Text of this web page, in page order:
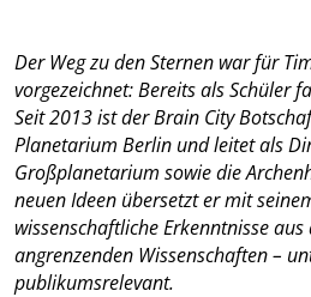
Der Weg zu den Sternen war für
vorgezeichnet: Bereits als Schüler
Seit 2013 ist der Brain City
Planetarium Berlin und leitet als
Großplanetarium sowie die
neuen Ideen übersetzt er mit
wissenschaftliche Erkenntnisse
angrenzenden Wissenschaften –
publikumsrelevant.